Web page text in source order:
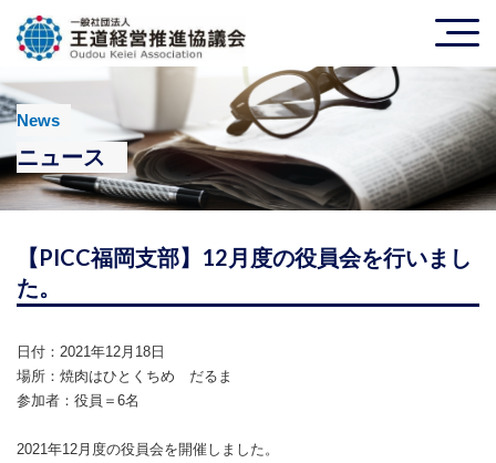
News
ニュース
【PICC福岡支部】12月度の役員会を行いまし
た。
日付：2021年12月18日
場所：焼肉はひとくちめ だるま
参加者：役員＝6名
2021年12月度の役員会を開催しました。